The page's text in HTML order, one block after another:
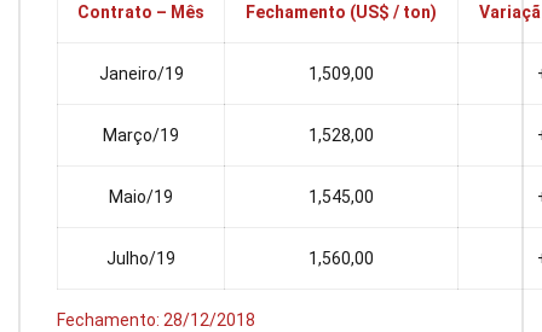
Contrato – Mês Fechamento (US$ / ton)
Janeiro/19 1,509,00
Março/19 1,528,00
Maio/19 1,545,00
Julho/19 1,560,00
Fechamento: 28/12/2018